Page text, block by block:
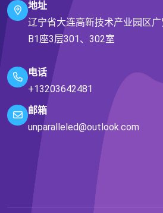
地址
辽宁省大连高新技术产业园区
B1座3层301、302室
电话
+13203642481
邮箱
unparalleled@outlook.com